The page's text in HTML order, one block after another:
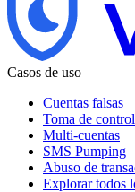
Casos de uso
Cuentas falsas
Toma de
Multi-cuentas
SMS Pumping
Abuso de
Explorar todos